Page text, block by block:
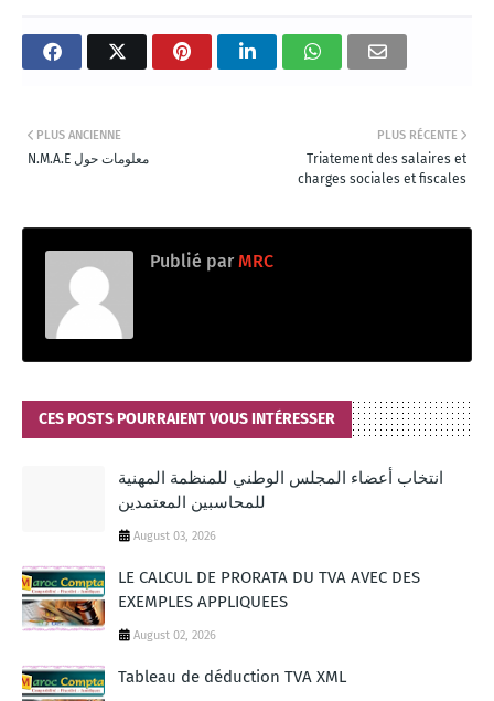
PLUS RÉCENTE
Triatement des salaires et
charges sociales et fiscales
PLUS ANCIENNE
N.M.A.E معلومات حول
Publié par MRC
CES POSTS POURRAIENT VOUS INTÉRESSER
انتخاب أعضاء المجلس الوطني للمنظمة المهنية
للمحاسبين المعتمدين
August 03, 2026
LE CALCUL DE PRORATA DU TVA AVEC DES
EXEMPLES APPLIQUEES
August 02, 2026
Tableau de déduction TVA XML